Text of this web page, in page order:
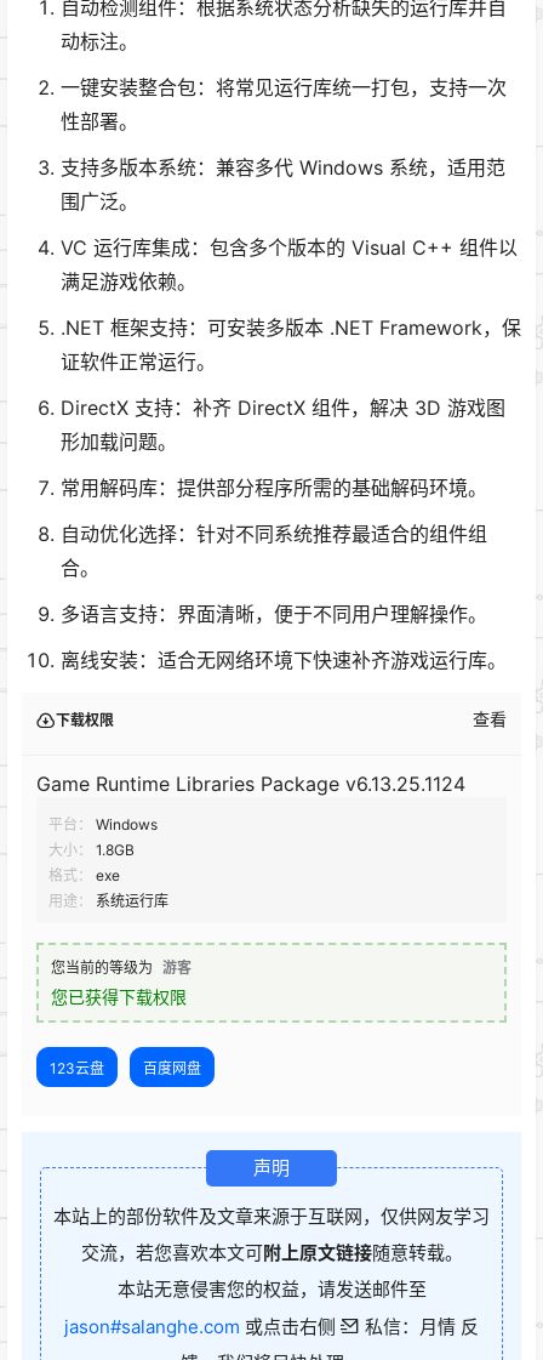
自动检测组件：根据系统状态分析缺失的运行库并自
动标注。
一键安装整合包：将常见运行库统一打包，支持一次
性部署。
支持多版本系统：兼容多代 Windows 系统，适用范
围广泛。
VC 运行库集成：包含多个版本的 Visual C++ 组件以
满足游戏依赖。
.NET 框架支持：可安装多版本 .NET Framework，保
证软件正常运行。
DirectX 支持：补齐 DirectX 组件，解决 3D 游戏图
形加载问题。
常用解码库：提供部分程序所需的基础解码环境。
自动优化选择：针对不同系统推荐最适合的组件组
合。
多语言支持：界面清晰，便于不同用户理解操作。
离线安装：适合无网络环境下快速补齐游戏运行库。
下载权限 查看
Game Runtime Libraries Package v6.13.25.1124
平台：
Windows
大小：
1.8GB
格式：
exe
用途：
系统运行库
您当前的等级为 游客
您已获得下载权限
123云盘 百度网盘
声明
本站上的部份软件及文章来源于互联网，仅供网友学习
交流，若您喜欢本文可附上原文链接随意转载。
本站无意侵害您的权益，请发送邮件至
jason#salanghe.com 或点击右侧
私信：月情 反